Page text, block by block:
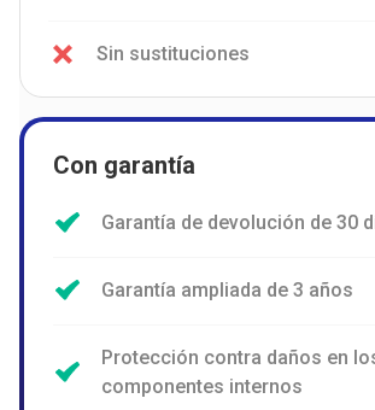
Sin sustituciones
Con garantía
Garantía de devolución de 30
Garantía ampliada de 3 años
Protección contra daños en
componentes internos